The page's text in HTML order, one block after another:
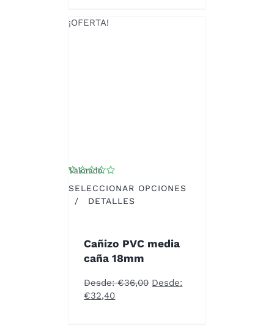
LA
¡OFERTA!
Valorado
SELECCIONAR OPCIONES
ESTE
MÚLTIPLES
VARIANTES.
LAS
OPCIONES
PUEDEN
/ DETALLES
Cañizo PVC media
caña 18mm
Desde:€36,00 Desde:
€32,40